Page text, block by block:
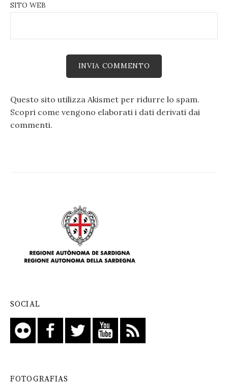
SITO WEB
Questo sito utilizza Akismet per ridurre lo spam.
Scopri come vengono elaborati i dati derivati dai
commenti.
SOCIAL
FOTOGRAFIAS